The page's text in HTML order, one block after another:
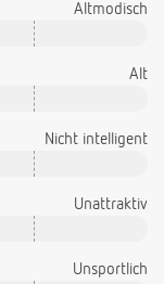
Altmodisch
Alt
Nicht intelligent
Unattraktiv
Unsportlich